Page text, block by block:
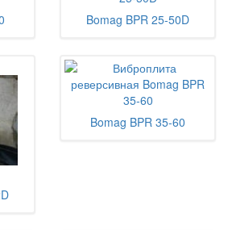
Bomag BPR 25-50D
Bomag BPR 35-60